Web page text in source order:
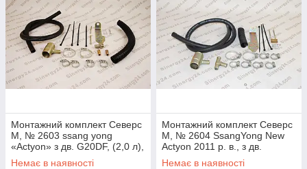
Монтажний комплект Северс
М, № 2603 ssang yong
«Actyon» з дв. G20DF, (2,0 л),
з МКПП
Немає в наявності
Монтажний комплект Северс
М, № 2604 SsangYong New
Actyon 2011 р. в., з дв.
D20DTF, (2,0 л), з МКПП.
Немає в наявності